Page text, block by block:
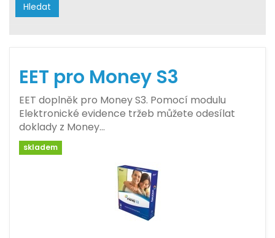
Hledat
EET pro Money S3
EET doplněk pro Money S3. Pomocí modulu
Elektronické evidence tržeb můžete odesílat
doklady z Money…
skladem